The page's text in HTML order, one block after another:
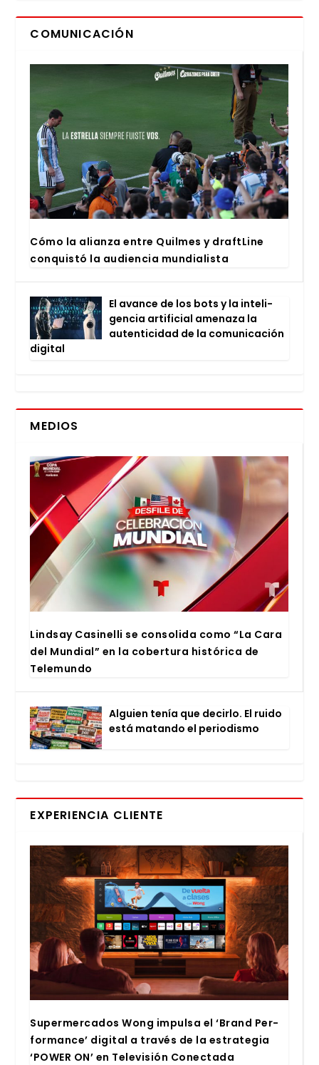
COMUNICACIÓN
Cómo la alian­za entre Quil­mes y draftLi­ne
con­quis­tó la audien­cia mun­dia­lis­ta
El avan­ce de los bots y la inte­li­
gen­cia arti­fi­cial ame­na­za la
auten­ti­ci­dad de la comu­ni­ca­ción
digi­tal
MEDIOS
Lind­say Casi­ne­lli se con­so­li­da como “La Cara
del Mun­dial” en la cober­tu­ra his­tó­ri­ca de
Tele­mun­do
Alguien tenía que decir­lo. El rui­do
está matan­do el perio­dis­mo
EXPERIENCIA CLIENTE
Super­mer­ca­dos Wong impul­sa el ‘Brand Per­
for­man­ce’ digi­tal a tra­vés de la estra­te­gia
‘POWER ON’ en Tele­vi­sión Conec­ta­da